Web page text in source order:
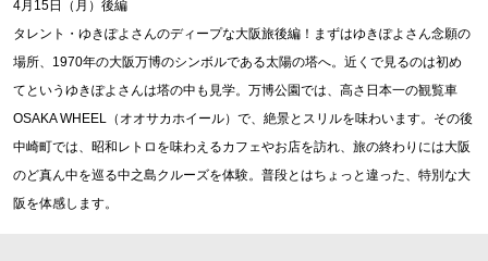
4月15日（月）後編
タレント・ゆきぽよさんのディープな大阪旅後編！まずはゆきぽよさん念願の
場所、1970年の大阪万博のシンボルである太陽の塔へ。近くで見るのは初め
てというゆきぽよさんは塔の中も見学。万博公園では、高さ日本一の観覧車
OSAKA WHEEL（オオサカホイール）で、絶景とスリルを味わいます。その後
中崎町では、昭和レトロを味わえるカフェやお店を訪れ、旅の終わりには大阪
のど真ん中を巡る中之島クルーズを体験。普段とはちょっと違った、特別な大
阪を体感します。